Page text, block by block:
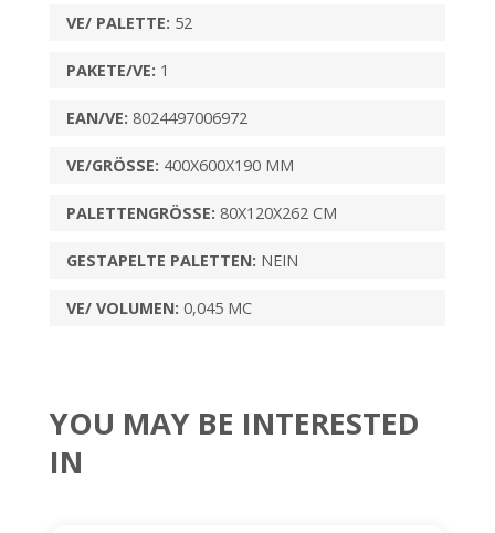
VE/ PALETTE: 52
PAKETE/VE: 1
EAN/VE: 8024497006972
VE/GRÖSSE: 400X600X190 MM
PALETTENGRÖSSE: 80X120X262 CM
GESTAPELTE PALETTEN: NEIN
VE/ VOLUMEN: 0,045 MC
YOU MAY BE INTERESTED
IN